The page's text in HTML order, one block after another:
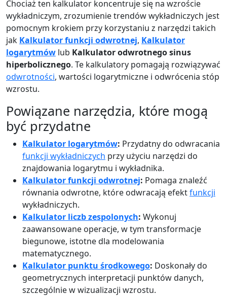
Chociaż ten kalkulator koncentruje się na wzroście
wykładniczym, zrozumienie trendów wykładniczych jest
pomocnym krokiem przy korzystaniu z narzędzi takich
jak Kalkulator funkcji odwrotnej, Kalkulator
logarytmów lub Kalkulator odwrotnego sinus
hiperbolicznego. Te kalkulatory pomagają rozwiązywać
odwrotności, wartości logarytmiczne i odwrócenia stóp
wzrostu.
Powiązane narzędzia, które mogą
być przydatne
Kalkulator logarytmów: Przydatny do odwracania
funkcji wykładniczych przy użyciu narzędzi do
znajdowania logarytmu i wykładnika.
Kalkulator funkcji odwrotnej: Pomaga znaleźć
równania odwrotne, które odwracają efektfunkcji
wykładniczych.
Kalkulator liczb zespolonych: Wykonuj
zaawansowane operacje, w tym transformacje
biegunowe, istotne dla modelowania
matematycznego.
Kalkulator punktu środkowego: Doskonały do
geometrycznych interpretacji punktów danych,
szczególnie w wizualizacji wzrostu.